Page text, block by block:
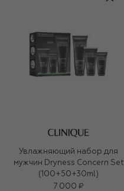
Увлажняющий набор для
мужчин Dryness Concern Set
(100+50+30ml)
7 000 ₽